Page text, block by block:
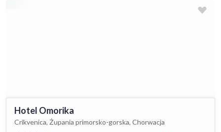
Hotel Omorika
Crikvenica, Żupania primorsko-gorska, Chorwacja